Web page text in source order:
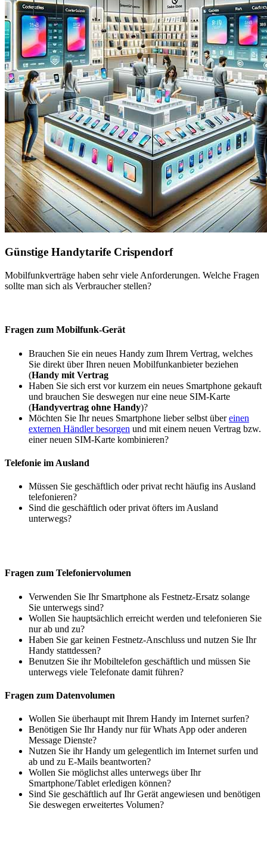
Günstige Handytarife Crispendorf
Mobilfunkverträge haben sehr viele Anforderungen. Welche Fragen
sollte man sich als Verbraucher stellen?
Fragen zum Mobilfunk-Gerät
Brauchen Sie ein neues Handy zum Ihrem Vertrag, welches
Sie direkt über Ihren neuen Mobilfunkanbieter beziehen
(Handy mit Vertrag
Haben Sie sich erst vor kurzem ein neues Smartphone gekauft
und brauchen Sie deswegen nur eine neue SIM-Karte
(Handyvertrag ohne Handy)?
Möchten Sie Ihr neues Smartphone lieber selbst übereinen
externen Händler besorgen und mit einem neuen Vertrag bzw.
einer neuen SIM-Karte kombinieren?
Telefonie im Ausland
Müssen Sie geschäftlich oder privat recht häufig ins Ausland
telefonieren?
Sind die geschäftlich oder privat öfters im Ausland
unterwegs?
Fragen zum Telefoniervolumen
Verwenden Sie Ihr Smartphone als Festnetz-Ersatz solange
Sie unterwegs sind?
Wollen Sie hauptsächlich erreicht werden und telefonieren Sie
nur ab und zu?
Haben Sie gar keinen Festnetz-Anschluss und nutzen Sie Ihr
Handy stattdessen?
Benutzen Sie ihr Mobiltelefon geschäftlich und müssen Sie
unterwegs viele Telefonate damit führen?
Fragen zum Datenvolumen
Wollen Sie überhaupt mit Ihrem Handy im Internet surfen?
Benötigen Sie Ihr Handy nur für Whats App oder anderen
Message Dienste?
Nutzen Sie ihr Handy um gelegentlich im Internet surfen und
ab und zu E-Mails beantworten?
Wollen Sie möglichst alles unterwegs über Ihr
Smartphone/Tablet erledigen können?
Sind Sie geschäftlich auf Ihr Gerät angewiesen und benötigen
Sie deswegen erweitertes Volumen?